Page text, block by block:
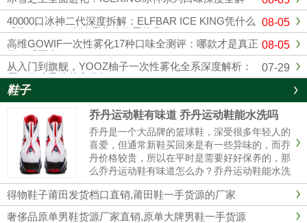
08-05
40000口冰神二代深度拆解：ELFBAR ICE KING凭什么
成为2026年一次性雾化的终局答案？
08-05
高维GOWIF一次性雾化17种口味全测评：哪款才是真正
的口感王者？
07-29
从入门到旗舰，YOOZ柚子一次性雾化全系深度解析：
哪一款才是你的心头好？
鞋子
乔丹运动鞋有味道 乔丹运动鞋能水洗吗
乔丹是一个大品牌的篮球鞋，深受很多年轻人的
喜爱，但通常新鞋买回来是有一些异味的，而乔
丹价格较贵，所以在平时是需要好好保养的，那
么乔丹运动鞋有味道怎么办？乔丹运动鞋能水洗
吗？乔丹运动鞋有味道1、最简单的办法在鞋里
放上橘子皮。2、用棉花沾些酒精塞入球鞋里，
这样经过一夜以后，棉花已经乾......
得物鞋子莆田发货档口直销,莆田鞋一手货源的厂家
奢侈品原单男鞋货源厂家直销,原单大牌男鞋一手货源